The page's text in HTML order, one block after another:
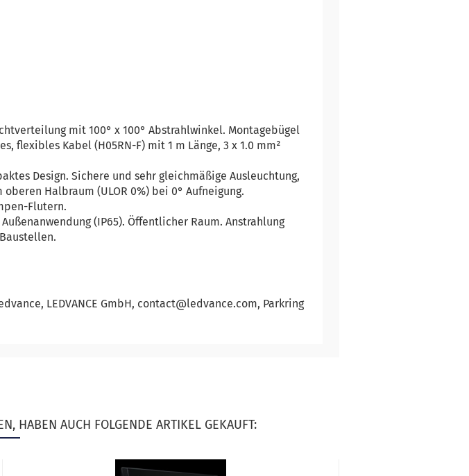
mit 100° x 100° Abstrahlwinkel. Montagebügel
flexibles Kabel (H05RN-F) mit 1 m Länge, 3 x 1.0 mm²
Design. Sichere und sehr gleichmäßige Ausleuchtung,
Halbraum (ULOR 0%) bei 0° Aufneigung.
Flutern.
(IP65). Öffentlicher Raum. Anstrahlung
LEDVANCE GmbH, contact@ledvance.com, Parkring
HABEN AUCH FOLGENDE ARTIKEL GEKAUFT: